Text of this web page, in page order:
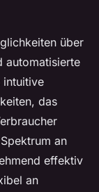
über
automatisierte
intuitive
das
an
effektiv
an